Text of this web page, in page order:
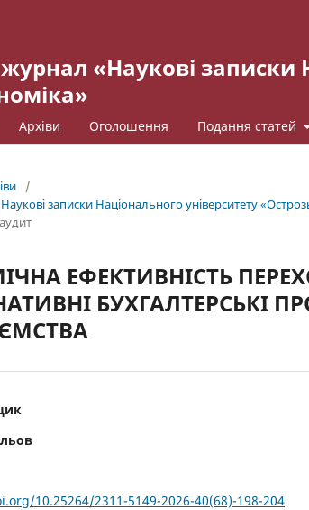
«Наукові записки
Архіви Оголошення Подання статей
/
записки Національного університету
ЕФЕКТИВНІСТЬ
БУХГАЛТЕРСЬКІ
10.25264/2311-5149-2026-40(68)-198-204